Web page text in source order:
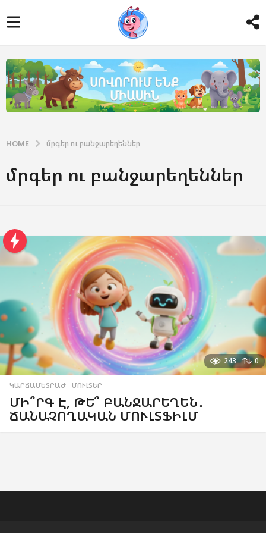
HOME մրգեր ու բանջարեղեններ
մրգեր ու բանջարեղեններ
243 0
ԿԱՐՃԱՄԵՏՐԱԺ ,ՄՈՒԼՏԵՐ
ՄԻ՞ՐԳ Է, ԹԵ՞ ԲԱՆՋԱՐԵՂԵՆ․
ՃԱՆԱՉՈՂԱԿԱՆ ՄՈՒԼՏՖԻԼՄ